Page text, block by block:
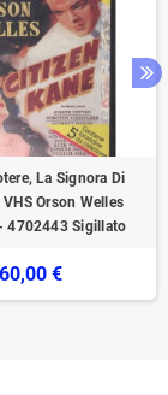
La Signora Di
Orson Welles
4702443 Sigillato
60,00 €